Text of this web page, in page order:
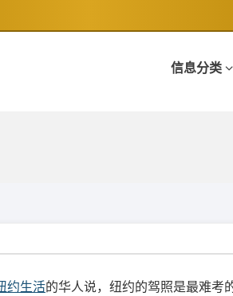
信息分类
约生活的华人说，纽约的驾照是最难考